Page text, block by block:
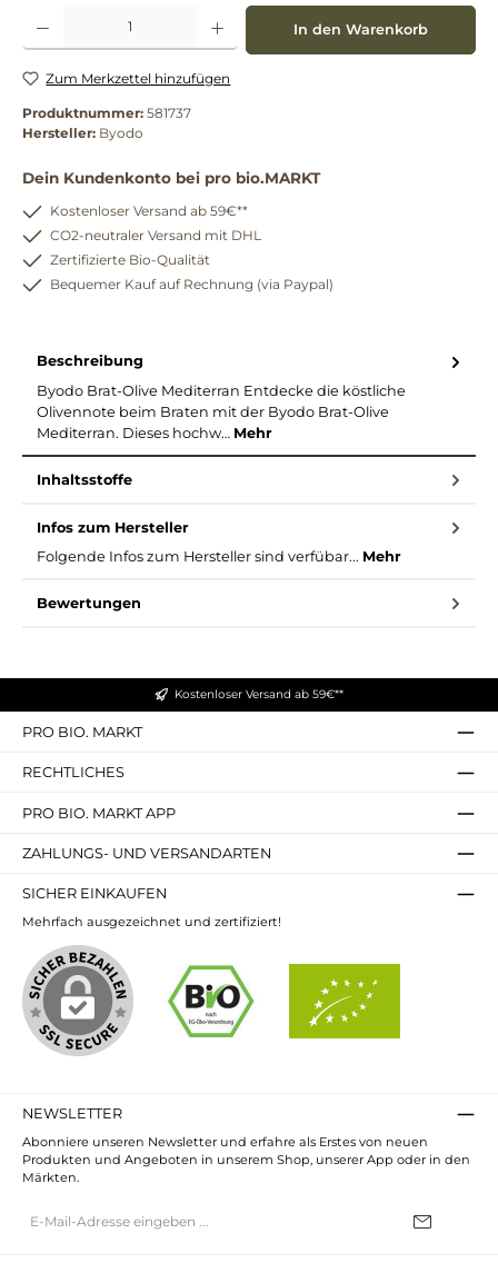
Produkt Anzahl: Gib den gewünschten Wert ein oder benutze die Schaltflächen um
In den Warenkorb
Zum Merkzettel hinzufügen
Produktnummer: 581737
Hersteller: Byodo
Dein Kundenkonto bei pro bio.MARKT
Kostenloser Versand ab 59€**
CO2-neutraler Versand mit DHL
Zertifizierte Bio-Qualität
Bequemer Kauf auf Rechnung (via Paypal)
Beschreibung
Byodo Brat-Olive Mediterran Entdecke die köstliche
Olivennote beim Braten mit der Byodo Brat-Olive
Mediterran. Dieses hochw… Mehr
Inhaltsstoffe
Infos zum Hersteller
Folgende Infos zum Hersteller sind verfübar... Mehr
Bewertungen
Kostenloser Versand ab 59€**
PRO BIO. MARKT
RECHTLICHES
PRO BIO. MARKT APP
ZAHLUNGS- UND VERSANDARTEN
SICHER EINKAUFEN
Mehrfach ausgezeichnet und zertifiziert!
NEWSLETTER
Abonniere unseren Newsletter und erfahre als Erstes von neuen
Produkten und Angeboten in unserem Shop, unserer App oder in den
Märkten.
Mail-